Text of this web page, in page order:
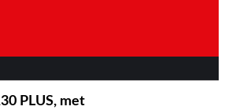
PLUS, met